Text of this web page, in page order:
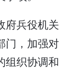
府兵役机关
门，加强对
组织协调和